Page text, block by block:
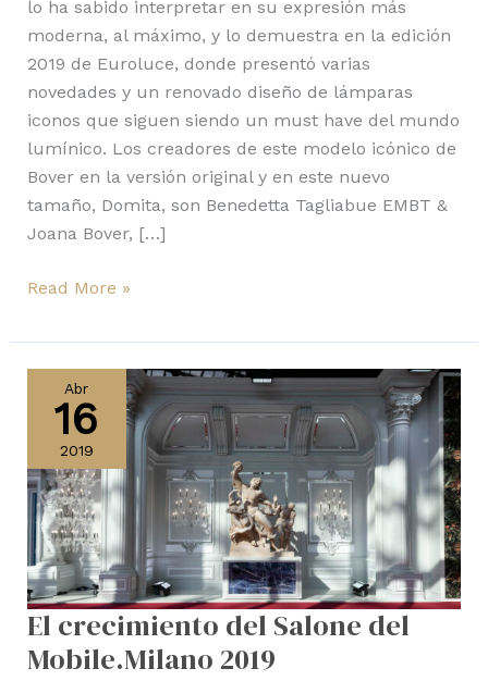
lo ha sabido interpretar en su expresión más
moderna, al máximo, y lo demuestra en la edición
2019 de Euroluce, donde presentó varias
novedades y un renovado diseño de lámparas
iconos que siguen siendo un must have del mundo
lumínico. Los creadores de este modelo icónico de
Bover en la versión original y en este nuevo
tamaño, Domita, son Benedetta Tagliabue EMBT &
Joana Bover, […]
Read More »
Abr
16
2019
El crecimiento del Salone del
Mobile.Milano 2019
crecimiento
Salone
del
Mobile.Milano
2019